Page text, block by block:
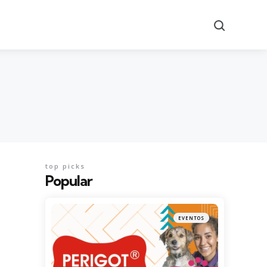
Popular
top picks
EVENTOS